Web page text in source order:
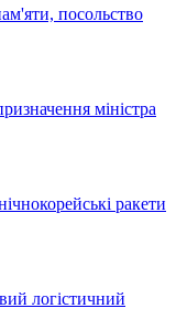
посольство
міністра
ракети
логістичний